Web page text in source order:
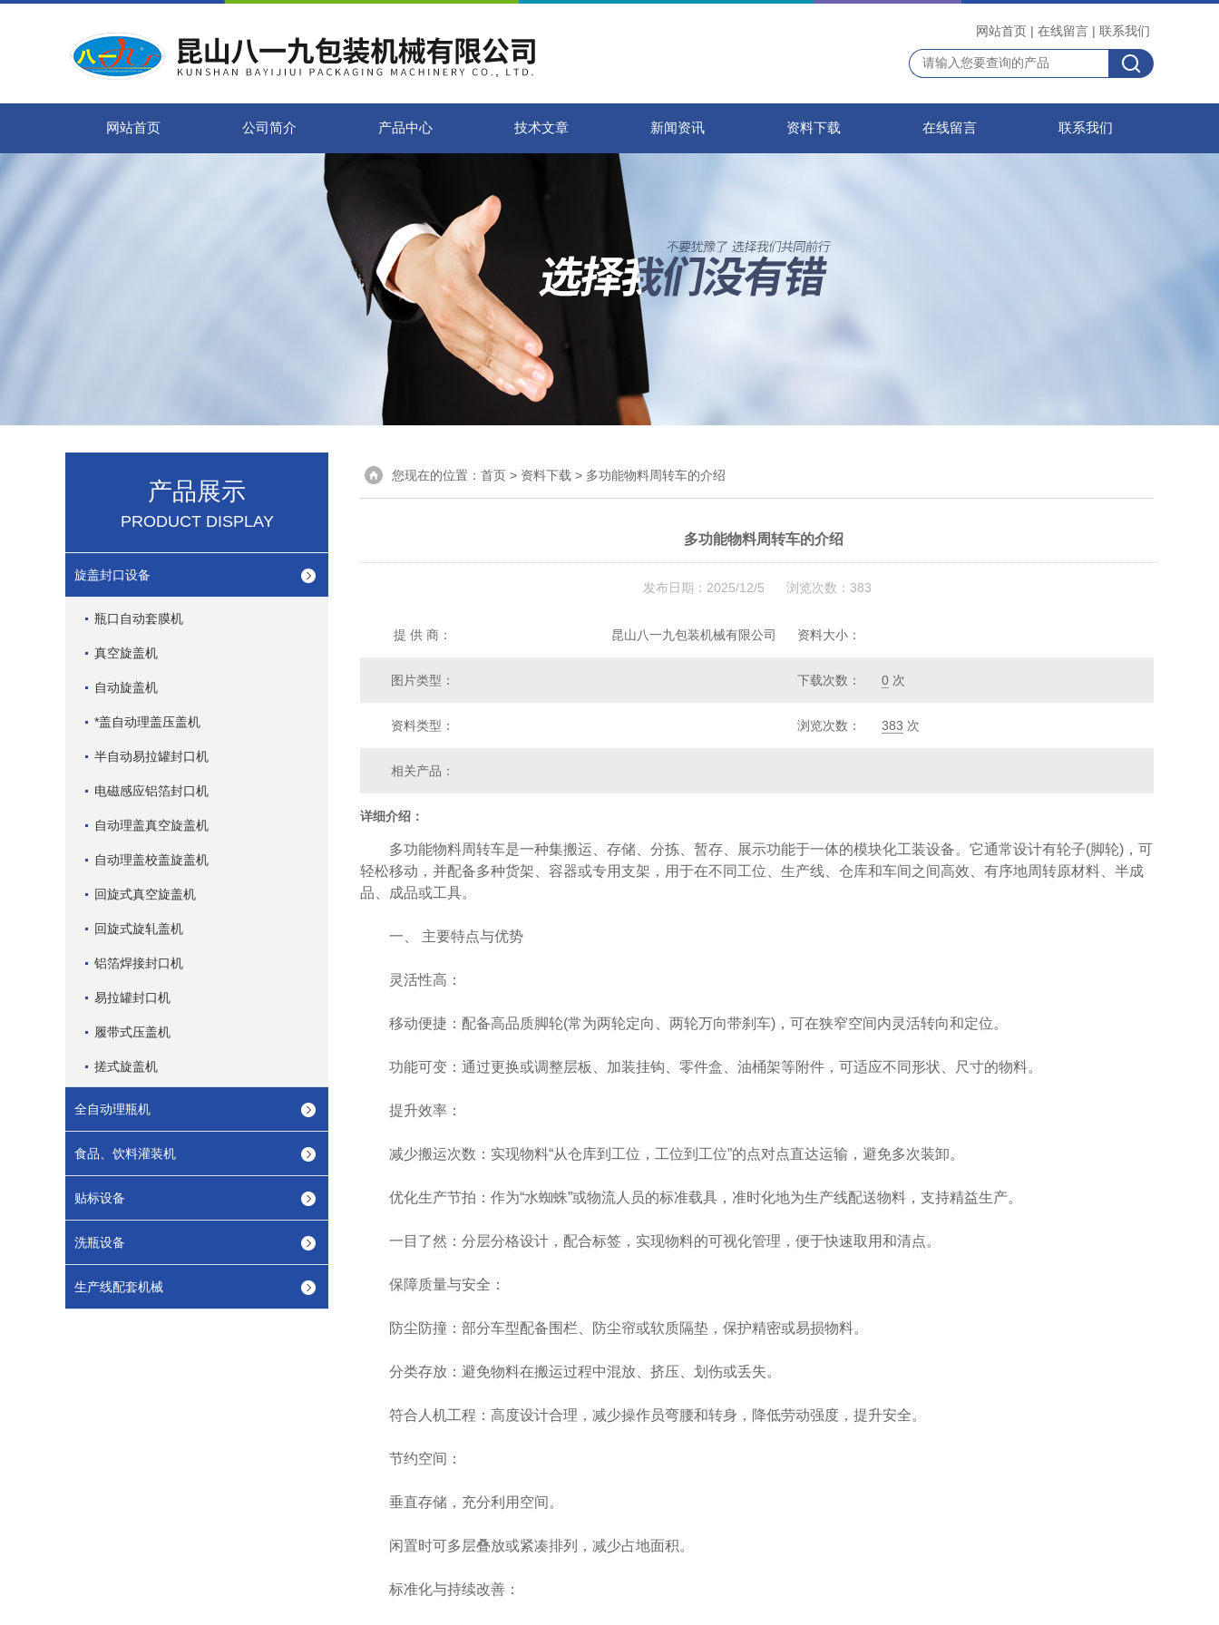
网站首页 | 在线留言 | 联系我们
网站首页 公司简介 产品中心 技术文章 新闻资讯 资料下载 在线留言 联系我们
产品展示
PRODUCT DISPLAY
旋盖封口设备
瓶口自动套膜机
真空旋盖机
自动旋盖机
*盖自动理盖压盖机
半自动易拉罐封口机
电磁感应铝箔封口机
自动理盖真空旋盖机
自动理盖校盖旋盖机
回旋式真空旋盖机
回旋式旋轧盖机
铝箔焊接封口机
易拉罐封口机
履带式压盖机
搓式旋盖机
全自动理瓶机
食品、饮料灌装机
贴标设备
洗瓶设备
生产线配套机械
您现在的位置： 首页 > 资料下载 > 多功能物料周转车的介绍
多功能物料周转车的介绍
发布日期：2025/12/5 浏览次数：383
提 供 商： 昆山八一九包装机械有限公司 资料大小：
图片类型： 下载次数： 0 次
资料类型： 浏览次数： 383 次
相关产品：
详细介绍：
多功能物料周转车是一种集搬运、存储、分拣、暂存、展示功能于一体的模块化工装设备。它通常设计有轮子(脚轮)，可
轻松移动，并配备多种货架、容器或专用支架，用于在不同工位、生产线、仓库和车间之间高效、有序地周转原材料、半成
品、成品或工具。
一、 主要特点与优势
灵活性高：
移动便捷：配备高品质脚轮(常为两轮定向、两轮万向带刹车)，可在狭窄空间内灵活转向和定位。
功能可变：通过更换或调整层板、加装挂钩、零件盒、油桶架等附件，可适应不同形状、尺寸的物料。
提升效率：
减少搬运次数：实现物料“从仓库到工位，工位到工位”的点对点直达运输，避免多次装卸。
优化生产节拍：作为“水蜘蛛”或物流人员的标准载具，准时化地为生产线配送物料，支持精益生产。
一目了然：分层分格设计，配合标签，实现物料的可视化管理，便于快速取用和清点。
保障质量与安全：
防尘防撞：部分车型配备围栏、防尘帘或软质隔垫，保护精密或易损物料。
分类存放：避免物料在搬运过程中混放、挤压、划伤或丢失。
符合人机工程：高度设计合理，减少操作员弯腰和转身，降低劳动强度，提升安全。
节约空间：
垂直存储，充分利用空间。
闲置时可多层叠放或紧凑排列，减少占地面积。
标准化与持续改善：